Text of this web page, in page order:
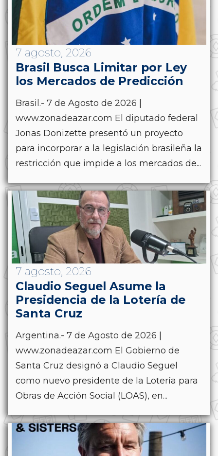
7 agosto, 2026
Brasil Busca Limitar por Ley
los Mercados de Predicción
Brasil.- 7 de Agosto de 2026 |
www.zonadeazar.com El diputado federal
Jonas Donizette presentó un proyecto
para incorporar a la legislación brasileña la
restricción que impide a los mercados de...
7 agosto, 2026
Claudio Seguel Asume la
Presidencia de la Lotería de
Santa Cruz
Argentina.- 7 de Agosto de 2026 |
www.zonadeazar.com El Gobierno de
Santa Cruz designó a Claudio Seguel
como nuevo presidente de la Lotería para
Obras de Acción Social (LOAS), en...